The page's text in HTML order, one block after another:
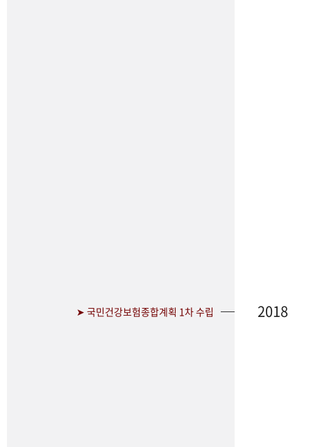
➤ 국민건강보험종합계획 1차 수립 2018